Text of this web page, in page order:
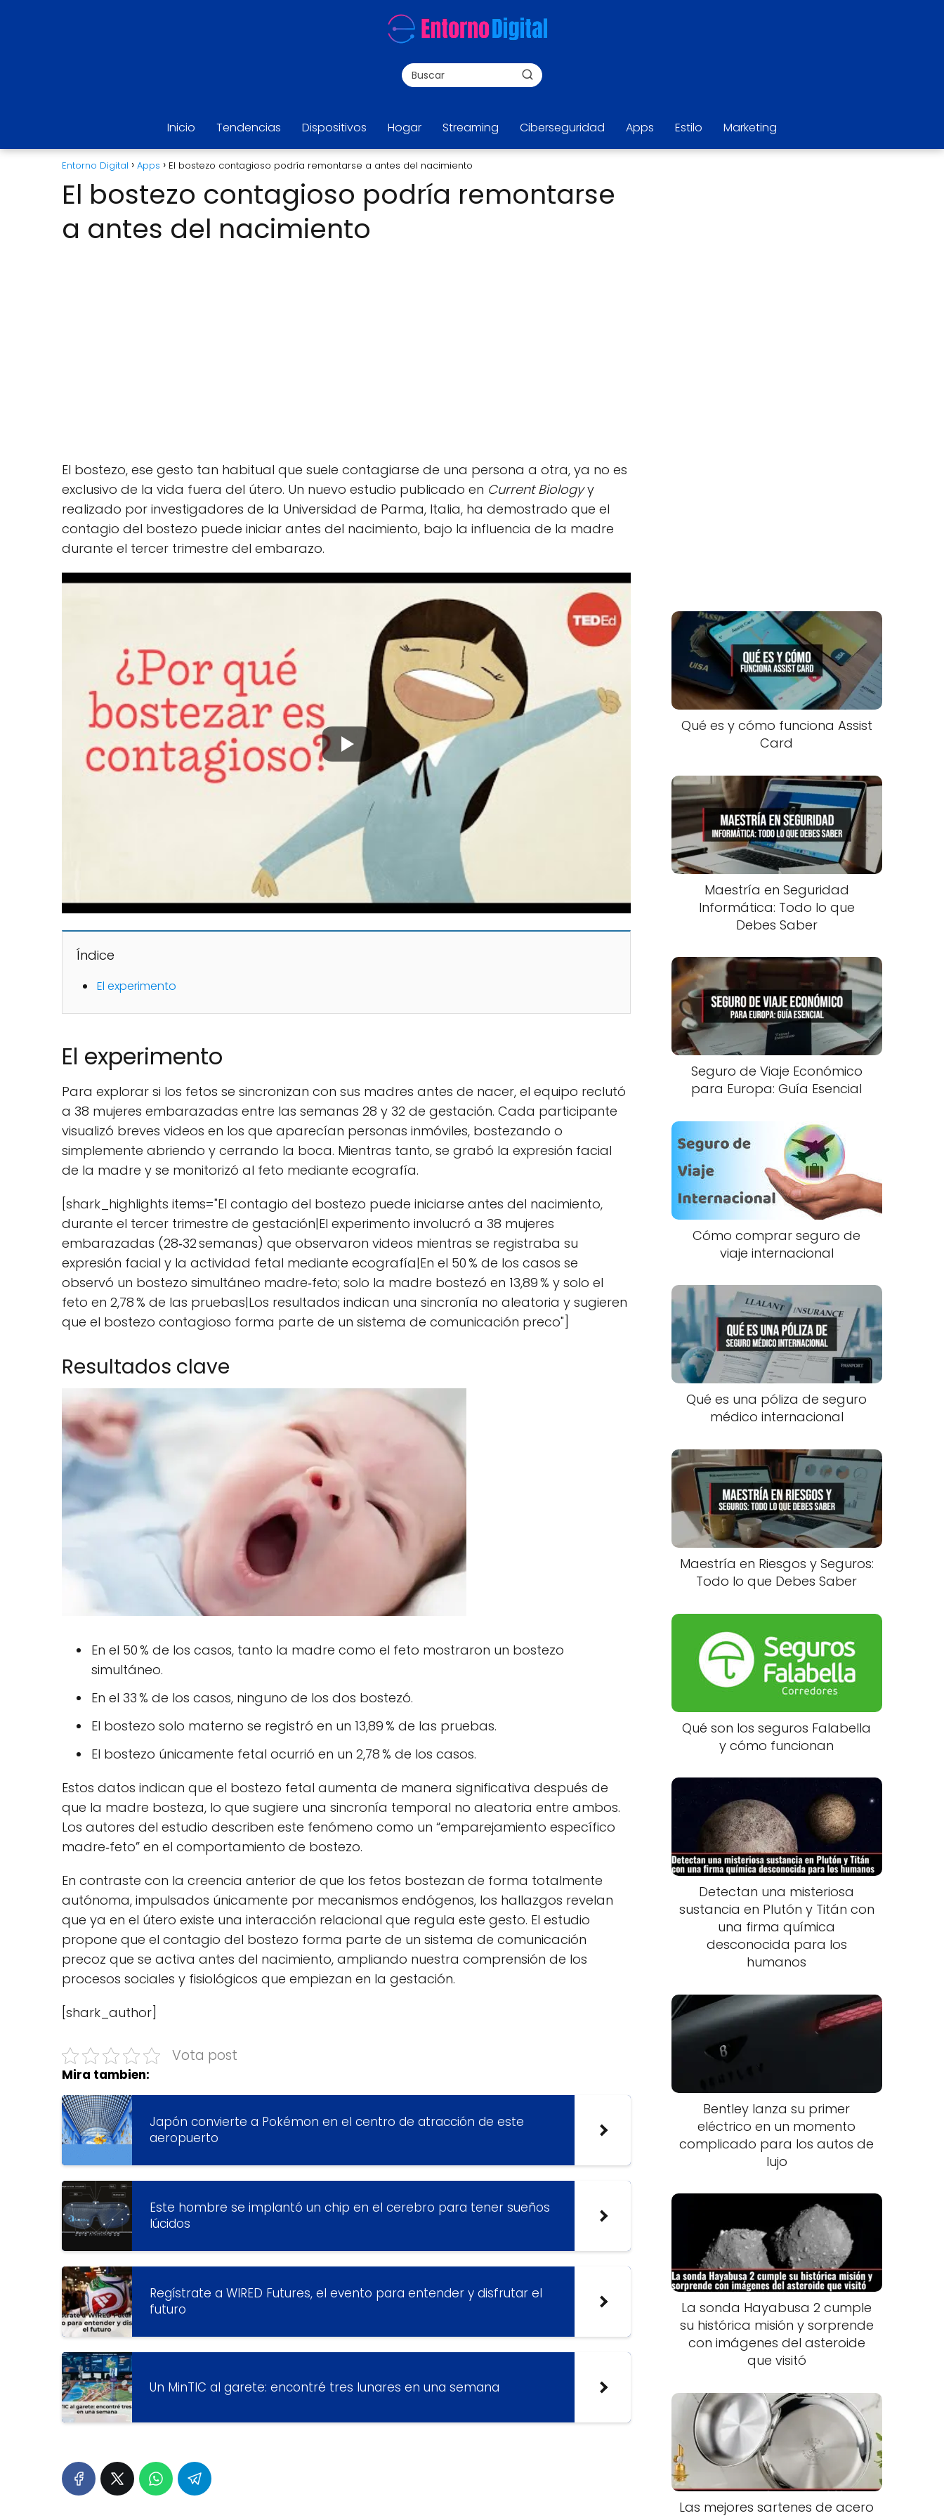
Inicio Tendencias Dispositivos Hogar Streaming Ciberseguridad Apps Estilo Marketing
Entorno Digital Apps El bostezo contagioso podría remontarse a antes del nacimiento
El bostezo contagioso podría remontarse
a antes del nacimiento
El bostezo, ese gesto tan habitual que suele contagiarse de una persona a otra, ya no es
exclusivo de la vida fuera del útero. Un nuevo estudio publicado en Current Biologyy
realizado por investigadores de la Universidad de Parma, Italia, ha demostrado que el
contagio del bostezo puede iniciar antes del nacimiento, bajo la influencia de la madre
durante el tercer trimestre del embarazo.
Índice
El experimento
El experimento
Para explorar si los fetos se sincronizan con sus madres antes de nacer, el equipo reclutó
a 38 mujeres embarazadas entre las semanas 28 y 32 de gestación. Cada participante
visualizó breves videos en los que aparecían personas inmóviles, bostezando o
simplemente abriendo y cerrando la boca. Mientras tanto, se grabó la expresión facial
de la madre y se monitorizó al feto mediante ecografía.
[shark_highlights items="El contagio del bostezo puede iniciarse antes del nacimiento,
durante el tercer trimestre de gestación|El experimento involucró a 38 mujeres
embarazadas (28‑32 semanas) que observaron videos mientras se registraba su
expresión facial y la actividad fetal mediante ecografía|En el 50 % de los casos se
observó un bostezo simultáneo madre‑feto; solo la madre bostezó en 13,89 % y solo el
feto en 2,78 % de las pruebas|Los resultados indican una sincronía no aleatoria y sugieren
que el bostezo contagioso forma parte de un sistema de comunicación preco"]
Resultados clave
En el 50 % de los casos, tanto la madre como el feto mostraron un bostezo
simultáneo.
En el 33 % de los casos, ninguno de los dos bostezó.
El bostezo solo materno se registró en un 13,89 % de las pruebas.
El bostezo únicamente fetal ocurrió en un 2,78 % de los casos.
Estos datos indican que el bostezo fetal aumenta de manera significativa después de
que la madre bosteza, lo que sugiere una sincronía temporal no aleatoria entre ambos.
Los autores del estudio describen este fenómeno como un “emparejamiento específico
madre‑feto” en el comportamiento de bostezo.
En contraste con la creencia anterior de que los fetos bostezan de forma totalmente
autónoma, impulsados únicamente por mecanismos endógenos, los hallazgos revelan
que ya en el útero existe una interacción relacional que regula este gesto. El estudio
propone que el contagio del bostezo forma parte de un sistema de comunicación
precoz que se activa antes del nacimiento, ampliando nuestra comprensión de los
procesos sociales y fisiológicos que empiezan en la gestación.
[shark_author]
Vota post
Mira tambien:
Japón convierte a Pokémon en el centro de atracción de este
aeropuerto
Este hombre se implantó un chip en el cerebro para tener sueños
lúcidos
Regístrate a WIRED Futures, el evento para entender y disfrutar el
futuro
Un MinTIC al garete: encontré tres lunares en una semana
Qué es y cómo funciona Assist
Card
Maestría en Seguridad
Informática: Todo lo que
Debes Saber
Seguro de Viaje Económico
para Europa: Guía Esencial
Cómo comprar seguro de
viaje internacional
Qué es una póliza de seguro
médico internacional
Maestría en Riesgos y Seguros:
Todo lo que Debes Saber
Qué son los seguros Falabella
y cómo funcionan
Detectan una misteriosa
sustancia en Plutón y Titán con
una firma química
desconocida para los
humanos
Bentley lanza su primer
eléctrico en un momento
complicado para los autos de
lujo
La sonda Hayabusa 2 cumple
su histórica misión y sorprende
con imágenes del asteroide
que visitó
Las mejores sartenes de acero